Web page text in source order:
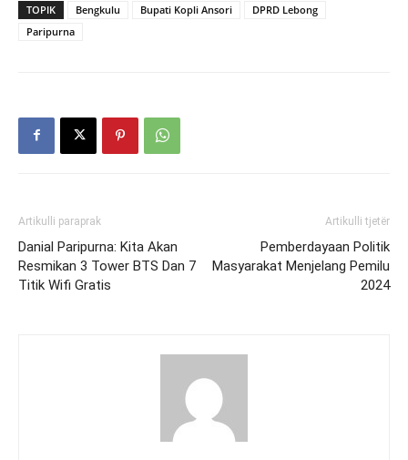
TOPIK Bengkulu Bupati Kopli Ansori
DPRD Lebong
Paripurna
Artikulli paraprak
Danial Paripurna: Kita Akan
Resmikan 3 Tower BTS Dan 7
Titik Wifi Gratis
Artikulli tjetër
Pemberdayaan Politik
Masyarakat Menjelang Pemilu
2024